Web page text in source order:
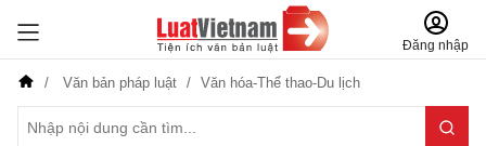
Đăng nhập
Văn bản pháp luật Văn hóa-Thể thao-Du lịch